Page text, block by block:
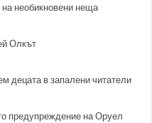
на необикновени неща
Олкът
децата в запалени читатели
предупреждение на Оруел